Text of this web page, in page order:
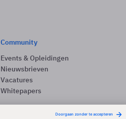
Community
Events & Opleidingen
Nieuwsbrieven
Vacatures
Whitepapers